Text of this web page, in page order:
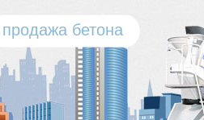
продажа бетона